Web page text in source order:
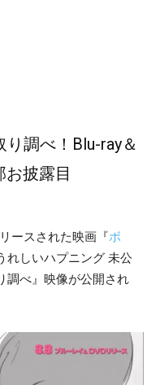
調べ！Blu-ray＆
お披露目
ースされた映画『ボ
れしいハプニング 未公
調べ』映像が公開され